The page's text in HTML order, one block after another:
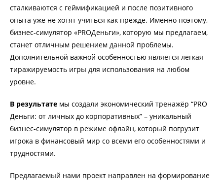
сталкиваются с геймификацией и после позитивного
опыта уже не хотят учиться как прежде. Именно поэтому,
бизнес-симулятор «PROДеньги», которую мы предлагаем,
станет отличным решением данной проблемы.
Дополнительной важной особенностью является легкая
тиражируемость игры для использования на любом
уровне.
В результате мы создали экономический тренажёр “PRO
Деньги: от личных до корпоративных” – уникальный
бизнес-симулятор в режиме офлайн, который погрузит
игрока в финансовый мир со всеми его особенностями и
трудностями.
Предлагаемый нами проект направлен на формирование